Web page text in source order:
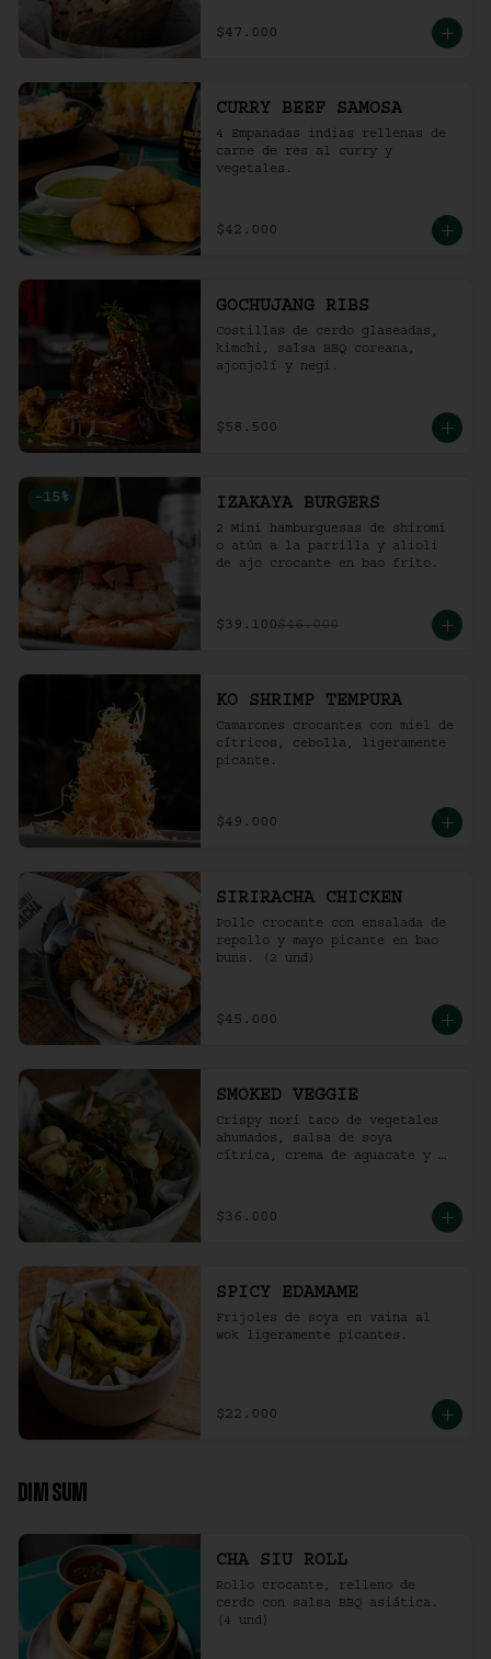
$47.000
CURRY BEEF SAMOSA
4 Empanadas indias rellenas de
carne de res al curry y
vegetales.
$42.000
GOCHUJANG RIBS
Costillas de cerdo glaseadas,
kimchi, salsa BBQ coreana,
ajonjolí y negi.
$58.500
-15 % IZAKAYA BURGERS
2 Mini hamburguesas de shiromi
o atún a la parrilla y alioli
de ajo crocante en bao frito.
$39.100$46.000
KO SHRIMP TEMPURA
Camarones crocantes con miel de
cítricos, cebolla, ligeramente
picante.
$49.000
SIRIRACHA CHICKEN
Pollo crocante con ensalada de
repollo y mayo picante en bao
buns. (2 und)
$45.000
SMOKED VEGGIE
Crispy nori taco de vegetales
ahumados, salsa de soya
cítrica, crema de aguacate y
$36.000
SPICY EDAMAME
Frijoles de soya en vaina al
wok ligeramente picantes.
$22.000
DIM SUM
CHA SIU ROLL
Rollo crocante, relleno de
cerdo con salsa BBQ asiática.
(4 und)